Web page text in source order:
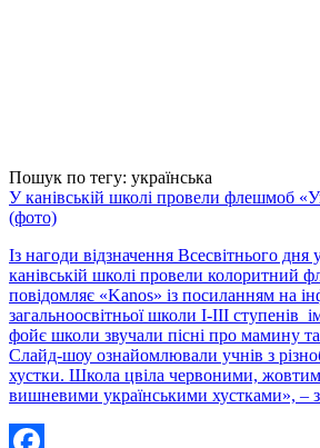
Пошук по тегу: українська
У канівській школі провели флешмоб
(фото)
Із нагоди відзначення Всесвітнього дня
канівській школі провели колоритний
повідомляє «Kanos» із посиланням на
загальноосвітньої школи І-ІІІ
фойє школи звучали пісні про мамину
Слайд-шоу ознайомлювали учнів з
хустки. Школа цвіла червоними,
вишневими українськими хустками», –